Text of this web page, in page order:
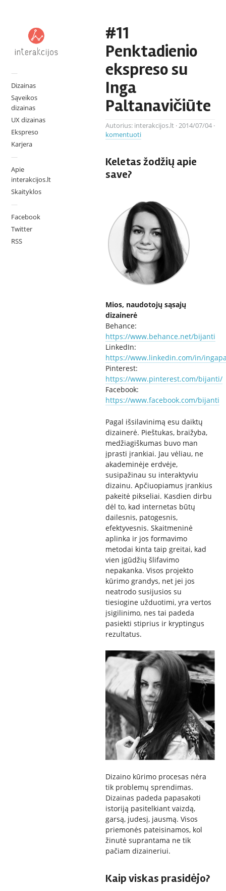
—
Dizainas
Sąveikos
dizainas
UX dizainas
Ekspreso
Karjera
—
Apie
interakcijos.lt
Skaityklos
—
Facebook
Twitter
RSS
#11
Penktadienio
ekspreso su
Inga
Paltanavičiūte
Autorius: interakcijos.lt·2014/07/04·
komentuoti
Keletas žodžių apie
save?
Mios, naudotojų sąsajų
dizainerė
Behance:
https://www.behance.net/bijanti
LinkedIn:
https://www.linkedin.com/in/
Pinterest:
https://www.pinterest.com/bijanti/
Facebook:
https://www.facebook.com/bijanti
Pagal išsilavinimą esu daiktų
dizainerė. Pieštukas, braižyba,
medžiagiškumas buvo man
įprasti įrankiai. Jau vėliau, ne
akademinėje erdvėje,
susipažinau su interaktyviu
dizainu. Apčiuopiamus įrankius
pakeitė pikseliai. Kasdien dirbu
dėl to, kad internetas būtų
dailesnis, patogesnis,
efektyvesnis. Skaitmeninė
aplinka ir jos formavimo
metodai kinta taip greitai, kad
vien įgūdžių šlifavimo
nepakanka. Visos projekto
kūrimo grandys, net jei jos
neatrodo susijusios su
tiesiogine užduotimi, yra vertos
įsigilinimo, nes tai padeda
pasiekti stiprius ir kryptingus
rezultatus.
Dizaino kūrimo procesas nėra
tik problemų sprendimas.
Dizainas padeda papasakoti
istoriją pasitelkiant vaizdą,
garsą, judesį, jausmą. Visos
priemonės pateisinamos, kol
žinutė suprantama ne tik
pačiam dizaineriui.
Kaip viskas prasidėjo?